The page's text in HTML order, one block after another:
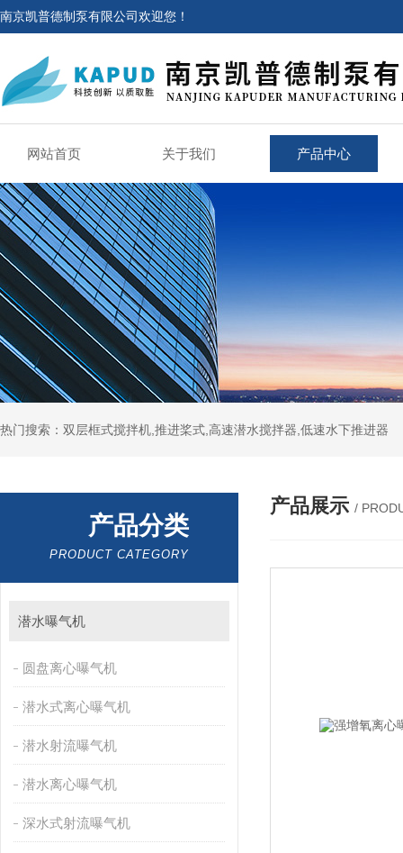
南京凯普德制泵有限公司欢迎您！
网站首页 关于我们 产品中心
热门搜索：双层框式搅拌机,推进桨式,高速潜水搅拌器,低速水下推进器
产品分类
PRODUCT CATEGORY
潜水曝气机
圆盘离心曝气机
潜水式离心曝气机
潜水射流曝气机
潜水离心曝气机
深水式射流曝气机
产品展示 /